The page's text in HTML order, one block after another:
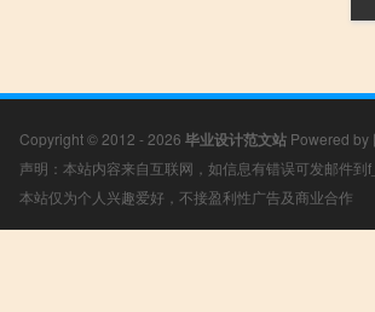
Copyright © 2012 - 2026 毕业设计范文站 Powered by
声明：本站内容来自互联网，如信息有错误可发邮件
本站仅为个人兴趣爱好，不接盈利性广告及商业合作